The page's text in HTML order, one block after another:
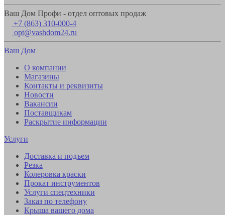
Ваш Дом Профи - отдел оптовых продаж
+7 (863) 310-000-4
opt@vashdom24.ru
Ваш Дом
О компании
Магазины
Контакты и реквизиты
Новости
Вакансии
Поставщикам
Раскрытие информации
Услуги
Доставка и подъем
Резка
Колеровка краски
Прокат инструментов
Услуги спецтехники
Заказ по телефону
Крыша вашего дома